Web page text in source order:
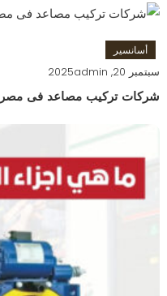
أسانسير
سبتمبر 20, 2025 admin
شركات تركيب مصاعد فى مصر 2025